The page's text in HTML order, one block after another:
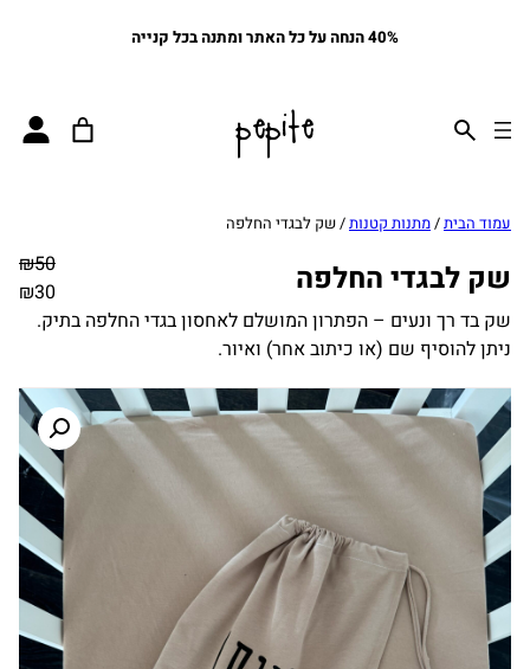
40% הנחה על כל האתר ומתנה בכל קנייה
pepite
עמוד הבית/מתנות קטנות/ שק לבגדי החלפה
שק לבגדי החלפה ₪50
₪30
שק בד רך ונעים – הפתרון המושלם לאחסון בגדי החלפה בתיק.
ניתן להוסיף שם (או כיתוב אחר) ואיור.